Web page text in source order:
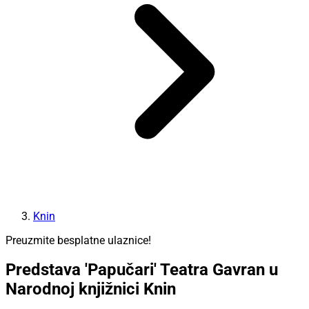
Knin
Preuzmite besplatne ulaznice!
Predstava 'Papučari' Teatra Gavran u
Narodnoj knjižnici Knin